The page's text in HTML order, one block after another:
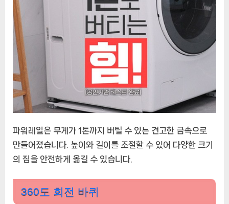
옮
파워레일은 무게가 1톤까지 버틸 수 있는 견고한 금속으로
만들어졌습니다. 높이와 길이를 조절할 수 있어 다양한 크기
의 짐을 안전하게 옮길 수 있습니다.
360도 회전 바퀴